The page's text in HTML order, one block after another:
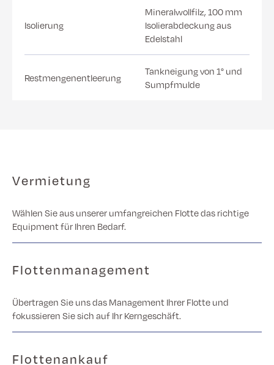
Isolierung
Mineralwollfilz, 100 mm
Isolierabdeckung aus
Edelstahl
Restmengenentleerung
Tankneigung von 1° und
Sumpfmulde
Vermietung
Wählen Sie aus unserer umfangreichen Flotte das richtige
Equipment für Ihren Bedarf.
Flottenmanagement
Übertragen Sie uns das Management Ihrer Flotte und
fokussieren Sie sich auf Ihr Kerngeschäft.
Flottenankauf